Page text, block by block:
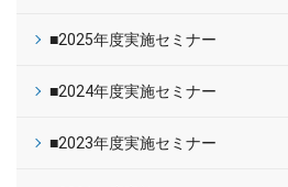
■2025年度実施セミナー
■2024年度実施セミナー
■2023年度実施セミナー